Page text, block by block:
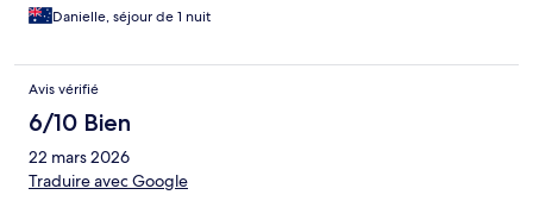
Danielle, séjour de 1 nuit
Avis vérifié
6/10 Bien
22 mars 2026
Traduire avec Google